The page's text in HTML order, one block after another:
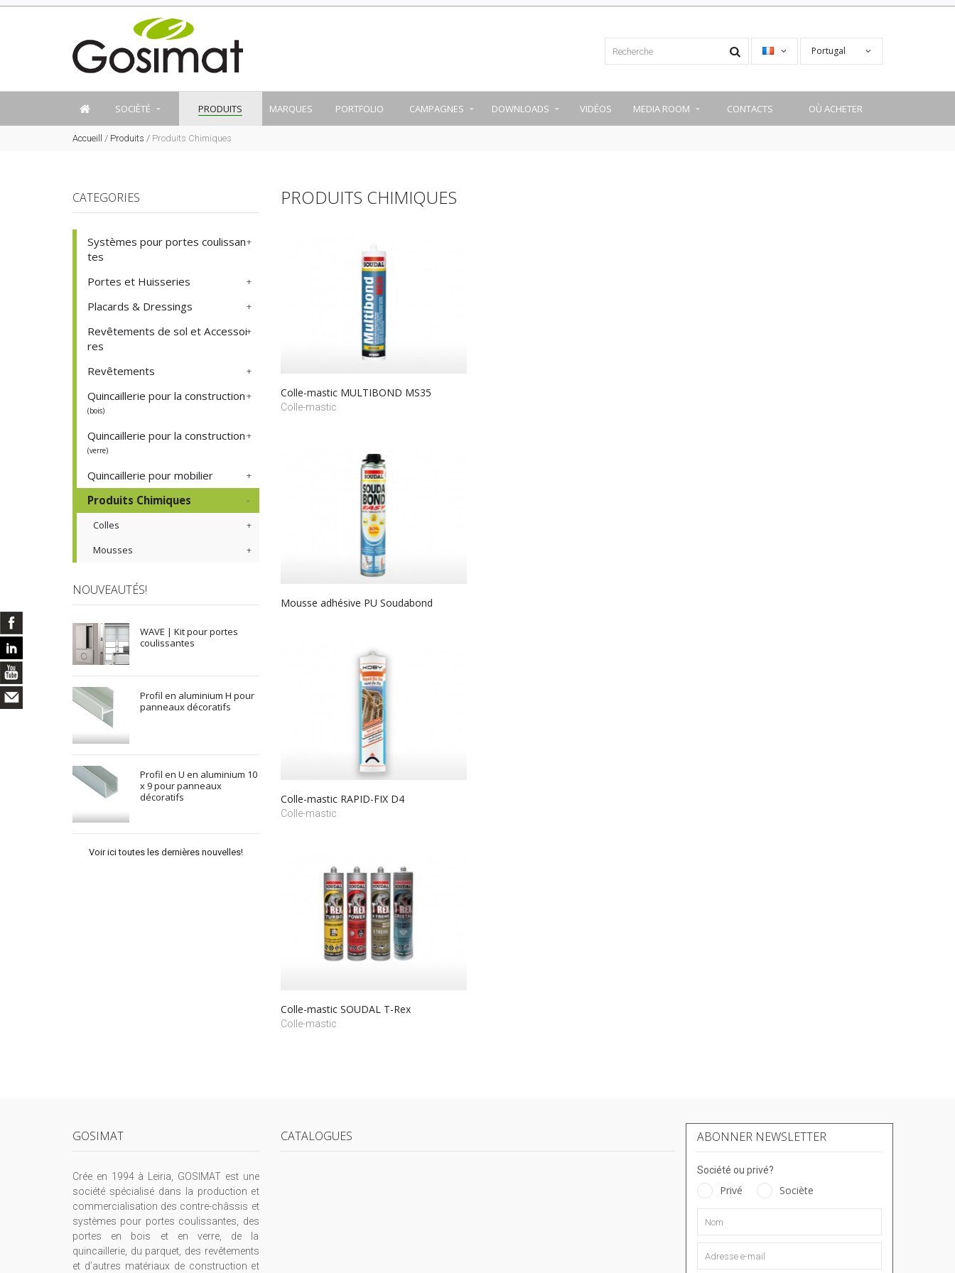
Portugal
SOCIÈTÉ PRODUITS MARQUES PORTFOLIO CAMPAGNES DOWNLOADS VIDÉOS MEDIA ROOM CONTACTS OÙ ACHETER
Accueill / Produits / Produits Chimiques
CATEGORIES
Systèmes pour portes coulissan
tes
Portes et Huisseries
Placards & Dressings
Revêtements de sol et Accessoi
res
Revêtements
Quincaillerie pour la construction
(bois)
Quincaillerie pour la construction
(verre)
Quincaillerie pour mobilier
Produits Chimiques
Colles
Mousses
NOUVEAUTÉS!
WAVE | Kit pour portes
coulissantes
Profil en aluminium H pour
panneaux décoratifs
Profil en U en aluminium 10
x 9 pour panneaux
décoratifs
Voir ici toutes les dernières nouvelles!
PRODUITS CHIMIQUES
Colle-mastic MULTIBOND MS35
Colle-mastic
Mousse adhésive PU Soudabond
Colle-mastic RAPID-FIX D4
Colle-mastic
Colle-mastic SOUDAL T-Rex
Colle-mastic
GOSIMAT
Crée en 1994 à Leiria, GOSIMAT est une
société spécialisé dans la production et
commercialisation des contre-châssis et
systèmes pour portes coulissantes, des
portes en bois et en verre, de la
quincaillerie, du parquet, des revêtements
et d’autres matériaux de construction et
CATALOGUES ABONNER NEWSLETTER
Société ou privé?
Privé Sociète